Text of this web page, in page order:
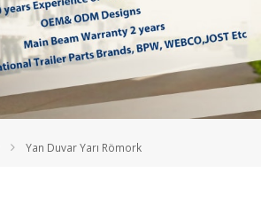
بالعربية
Yan Duvar Yarı Römork